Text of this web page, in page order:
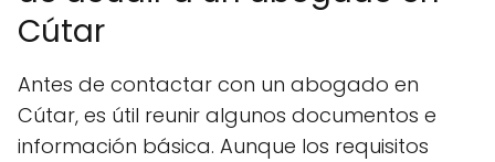
Cútar
Antes de contactar con un abogado en
Cútar, es útil reunir algunos documentos e
información básica. Aunque los requisitos